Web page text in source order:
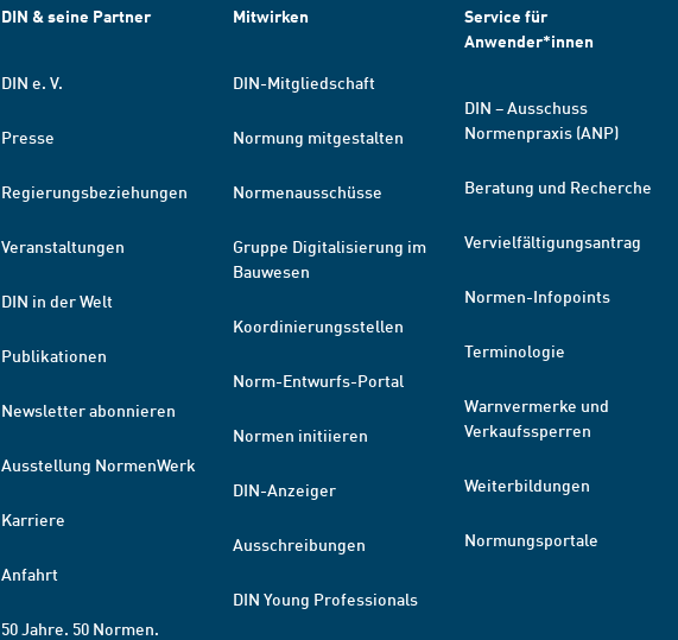
DIN & seine Partner
DIN e. V.
Presse
Regierungsbeziehungen
Veranstaltungen
DIN in der Welt
Publikationen
Newsletter abonnieren
Ausstellung NormenWerk
Karriere
Anfahrt
50 Jahre. 50 Normen.
Mitwirken
DIN-Mitgliedschaft
Normung mitgestalten
Normenausschüsse
Gruppe Digitalisierung im
Bauwesen
Koordinierungsstellen
Norm-Entwurfs-Portal
Normen initiieren
DIN-Anzeiger
Ausschreibungen
DIN Young Professionals
Service für
Anwender*innen
DIN – Ausschuss
Normenpraxis (ANP)
Beratung und Recherche
Vervielfältigungsantrag
Normen-Infopoints
Terminologie
Warnvermerke und
Verkaufssperren
Weiterbildungen
Normungsportale